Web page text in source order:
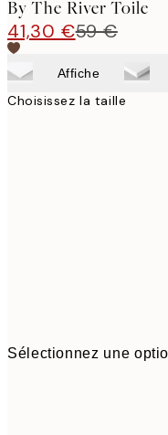
By The River Toile
41,30 €59 €
Affiche
Choisissez la taille
Sélectionnez une